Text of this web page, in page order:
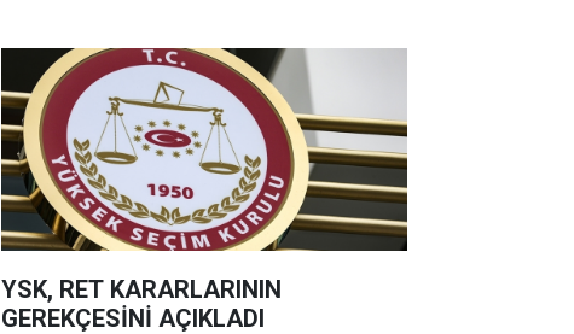
YSK, RET KARARLARININ
GEREKÇESİNİ AÇIKLADI